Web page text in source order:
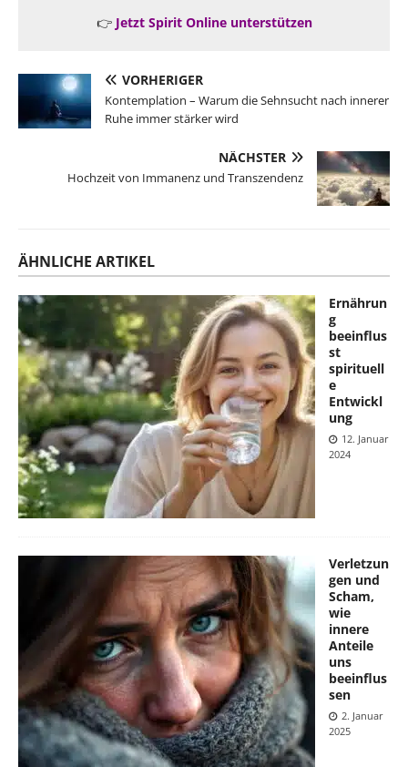
👉 Jetzt Spirit Online unterstützen
VORHERIGER
Kontemplation – Warum die Sehnsucht nach innerer
Ruhe immer stärker wird
NÄCHSTER
Hochzeit von Immanenz und Transzendenz
ÄHNLICHE ARTIKEL
Ernährun
g
beeinflus
st
spirituell
e
Entwickl
ung
12. Januar
2024
Verletzun
gen und
Scham,
wie
innere
Anteile
uns
beeinflus
sen
2. Januar
2025